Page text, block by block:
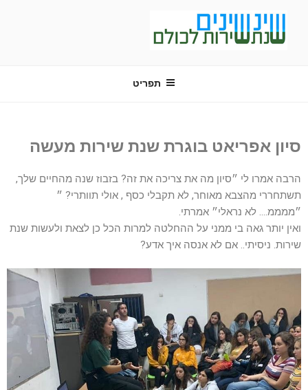
תפריט
סיון אפריאט בוגרת שנת שירות מעשה
הרבה אמרו לי ״סיון מה את צריכה את זה? בזבוז שנה מהחיים שלך,
תשתחררי מהצבא מאוחר, לא תקבלי כסף , אולי תוותרי? ״
״ממממ…. לא נראלי״ אמרתי.
ואין יותר גאה בי ממני על ההחלטה למרות הכל כן לצאת ולעשות שנת
שירות. ניסיתי.. אם לא אנסה איך אדע?